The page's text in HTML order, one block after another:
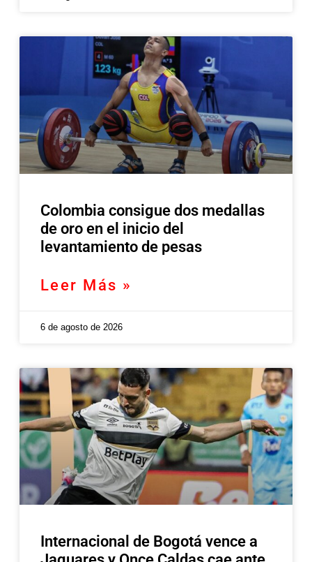
Colombia consigue dos medallas
de oro en el inicio del
levantamiento de pesas
Leer Más »
6 de agosto de 2026
Internacional de Bogotá vence a